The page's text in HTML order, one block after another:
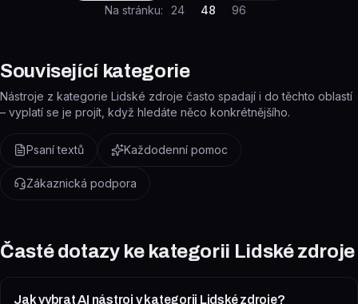
Na stránku:
24 48 96
Související kategorie
Nástroje z kategorie Lidské zdroje často spadají i do těchto oblastí
– vyplatí se je projít, když hledáte něco konkrétnějšího.
Psaní textů Každodenní pomoc
Zákaznická podpora
Časté dotazy ke kategorii Lidské zdroje
Jak vybrat AI nástroj v kategorii Lidské zdroje?